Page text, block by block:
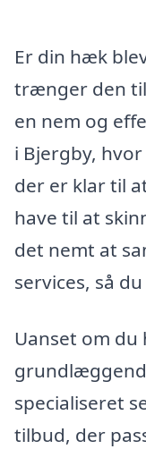
Er din hæk
trænger den
en nem og
i Bjergby,
der er klar til
have til at
det nemt at
services, så
Uanset om
specialiseret
tilbud, der